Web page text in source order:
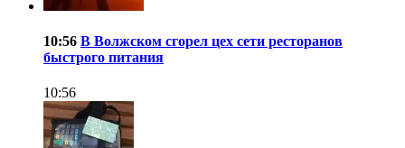
10:56 В Волжском сгорел цех сети ресторанов
быстрого питания
10:56